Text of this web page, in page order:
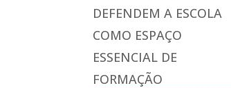
DEFENDEM A ESCOLA
COMO ESPAÇO
ESSENCIAL DE
FORMAÇÃO